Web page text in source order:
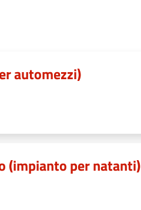
automezzi)
(impianto per natanti)